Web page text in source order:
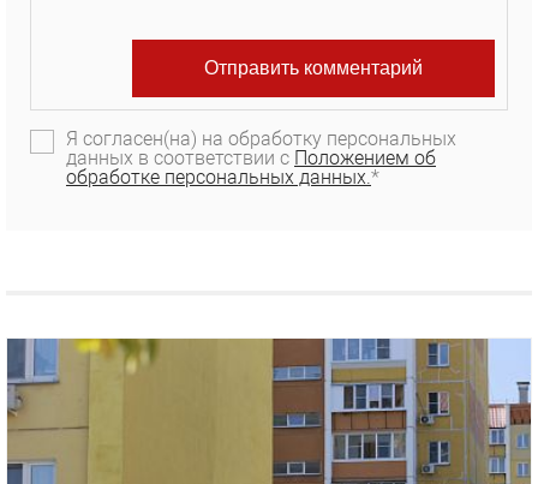
Я согласен(на) на обработку персональных
данных в соответствии с Положением об
обработке персональных данных.*